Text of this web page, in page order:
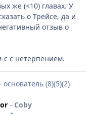
же (<10) главах. У
о Трейсе, да и
отзыв о
с нетерпением.
(8)(5)(2)
- Coby